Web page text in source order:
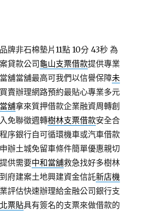
牌非石棉墊片11點 10分 43秒 為
貸款公司 龜山支票借款提供專業
舖當舖最高可我們以信譽保障未
賣辦理網路預約最貼心專業多元
舖拿來質押借款企業融資周轉創
免聯徵週轉樹林支票借款安全合
序銀行自可循環機車或汽車借款
申辦土城免留車條件簡單優惠親切
供需要中和當舖救急找好多樹林
府建案土地興建資金信託新店機
評估快速辦理給金融公司銀行支
票貼具有簽名的支票來做借款的